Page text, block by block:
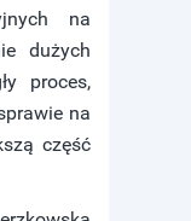
na
dużych
proces,
na
część